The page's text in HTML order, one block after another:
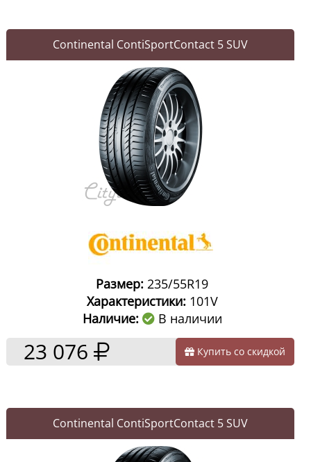
Continental ContiSportContact 5 SUV
Размер: 235/55R19
Характеристики:101V
Наличие:
В наличии
23 076 Купить со скидкой
Continental ContiSportContact 5 SUV